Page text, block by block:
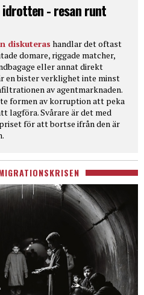
- resan runt
diskuteras handlar det oftast
domare, riggade matcher,
eller annat direkt
en bister verklighet inte minst
av agentmarknaden.
formen av korruption att peka
lagföra. Svårare är det med
för att bortse ifrån den är